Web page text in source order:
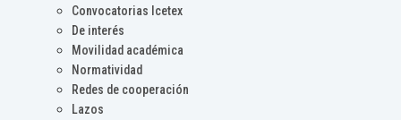
Convocatorias Icetex
De interés
Movilidad académica
Normatividad
Redes de cooperación
Lazos